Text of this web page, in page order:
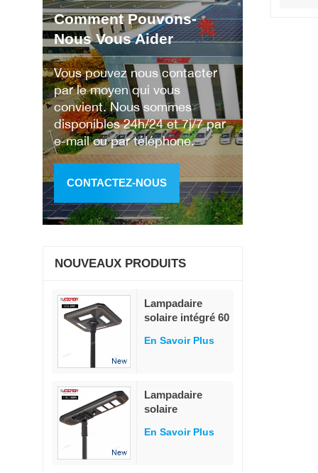
Comment Pouvons-
Nous Vous Aider
Vous pouvez nous contacter
par le moyen qui vous
convient. Nous sommes
disponibles 24h/24 et 7j/7 par
e-mail ou par téléphone.
CONTACTEZ-NOUS
NOUVEAUX PRODUITS
Lampadaire
solaire intégré 60
adaptation
luminosité
En Savoir Plus
Lampadaire
solaire
en-un 80 W, 230
En Savoir Plus